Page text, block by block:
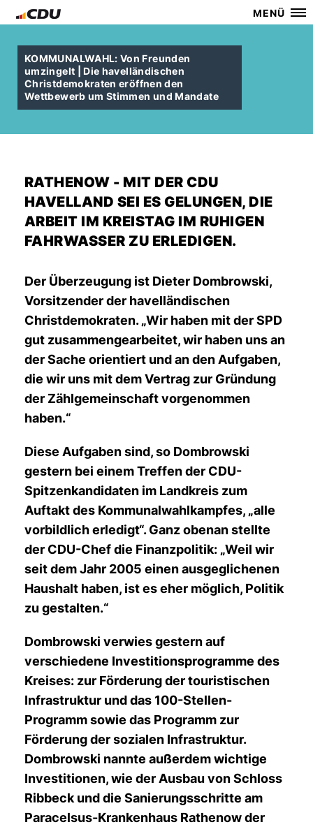
MENÜ
KOMMUNALWAHL: Von Freunden
umzingelt | Die havelländischen
Christdemokraten eröffnen den
Wettbewerb um Stimmen und Mandate
RATHENOW - MIT DER CDU
HAVELLAND SEI ES GELUNGEN, DIE
ARBEIT IM KREISTAG IM RUHIGEN
FAHRWASSER ZU ERLEDIGEN.
Der Überzeugung ist Dieter Dombrowski,
Vorsitzender der havelländischen
Christdemokraten. „Wir haben mit der SPD
gut zusammengearbeitet, wir haben uns an
der Sache orientiert und an den Aufgaben,
die wir uns mit dem Vertrag zur Gründung
der Zählgemeinschaft vorgenommen
haben.“
Diese Aufgaben sind, so Dombrowski
gestern bei einem Treffen der CDU-
Spitzenkandidaten im Landkreis zum
Auftakt des Kommunalwahlkampfes, „alle
vorbildlich erledigt“. Ganz obenan stellte
der CDU-Chef die Finanzpolitik: „Weil wir
seit dem Jahr 2005 einen ausgeglichenen
Haushalt haben, ist es eher möglich, Politik
zu gestalten.“
Dombrowski verwies gestern auf
verschiedene Investitionsprogramme des
Kreises: zur Förderung der touristischen
Infrastruktur und das 100-Stellen-
Programm sowie das Programm zur
Förderung der sozialen Infrastruktur.
Dombrowski nannte außerdem wichtige
Investitionen, wie der Ausbau von Schloss
Ribbeck und die Sanierungsschritte am
Paracelsus-Krankenhaus Rathenow der